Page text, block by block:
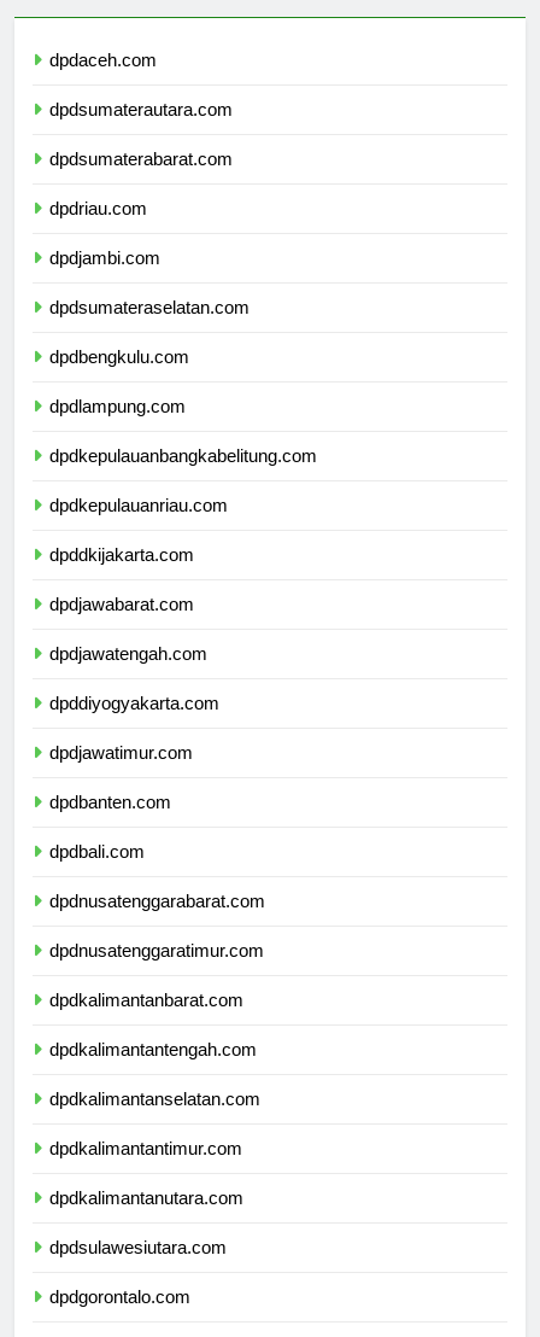
dpdaceh.com
dpdsumaterautara.com
dpdsumaterabarat.com
dpdriau.com
dpdjambi.com
dpdsumateraselatan.com
dpdbengkulu.com
dpdlampung.com
dpdkepulauanbangkabelitung.com
dpdkepulauanriau.com
dpddkijakarta.com
dpdjawabarat.com
dpdjawatengah.com
dpddiyogyakarta.com
dpdjawatimur.com
dpdbanten.com
dpdbali.com
dpdnusatenggarabarat.com
dpdnusatenggaratimur.com
dpdkalimantanbarat.com
dpdkalimantantengah.com
dpdkalimantanselatan.com
dpdkalimantantimur.com
dpdkalimantanutara.com
dpdsulawesiutara.com
dpdgorontalo.com